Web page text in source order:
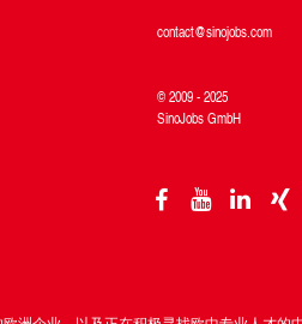
contact@sinojobs.com
© 2009 - 2025
SinoJobs GmbH